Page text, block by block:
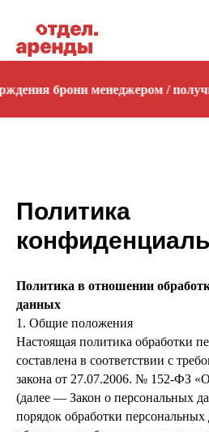
брони менеджером /
Политика
Политика в отношении
данных
1. Общие положения
Настоящая политика обработки
составлена в соответствии с
закона от 27.07.2006. № 152-ФЗ
(далее — Закон о персональных
порядок обработки